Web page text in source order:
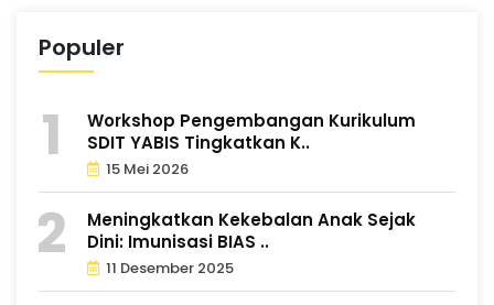
Populer
Workshop Pengembangan Kurikulum
SDIT YABIS Tingkatkan K..
15 Mei 2026
Meningkatkan Kekebalan Anak Sejak
Dini: Imunisasi BIAS ..
11 Desember 2025